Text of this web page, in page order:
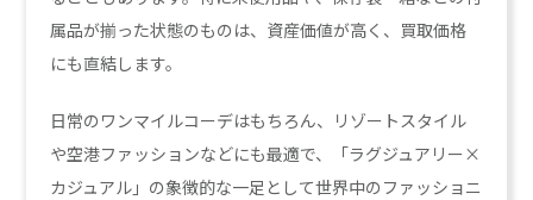
属品が揃った状態のものは、資産価値が高く、買取価格
にも直結します。
日常のワンマイルコーデはもちろん、リゾートスタイル
や空港ファッションなどにも最適で、「ラグジュアリー×
カジュアル」の象徴的な一足として世界中のファッショニ